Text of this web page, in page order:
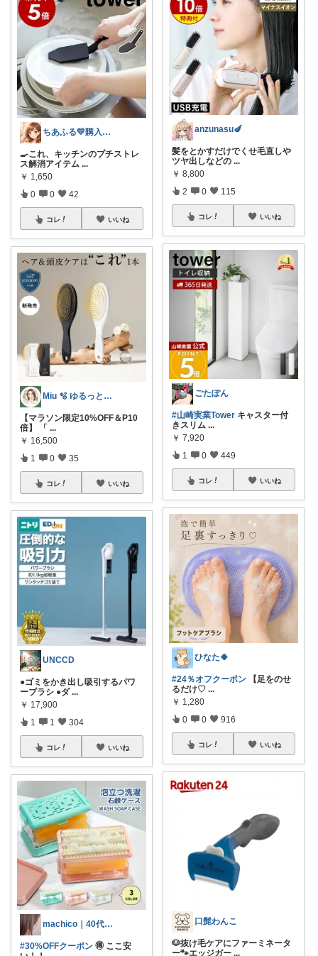
ちあふる💛購入ありがとう💛インスタ有
🍳これ、キッチンのプチストレ
ス解消アイテム ...
￥ 1,650
0 0 42
コレ いいね
Miu 🫧 ゆるっと自分磨き。
【マラソン限定10%OFF＆P10
倍】 「 ...
￥ 16,500
1 0 35
コレ いいね
UNCCD
●ゴミをかき出し吸引するパワ
ーブラシ ●ダ ...
￥ 17,900
1 1 304
コレ いいね
machico｜40代 転勤族パート主婦
#30%OFFクーポン 🉐 ここ安
anzunasu🍆
髪をとかすだけでくせ毛直しや
ツヤ出しなどの ...
￥ 8,800
2 0 115
コレ いいね
ごたぽん
#山崎実業Tower キャスター付
きスリム ...
￥ 7,920
1 0 449
コレ いいね
ひなた🍀
#24％オフクーポン 【足をのせ
るだけ♡ ...
￥ 1,280
0 0 916
コレ いいね
口髭わんこ
🐶抜け毛ケアにファーミネータ
ー🐾エッジガー ...